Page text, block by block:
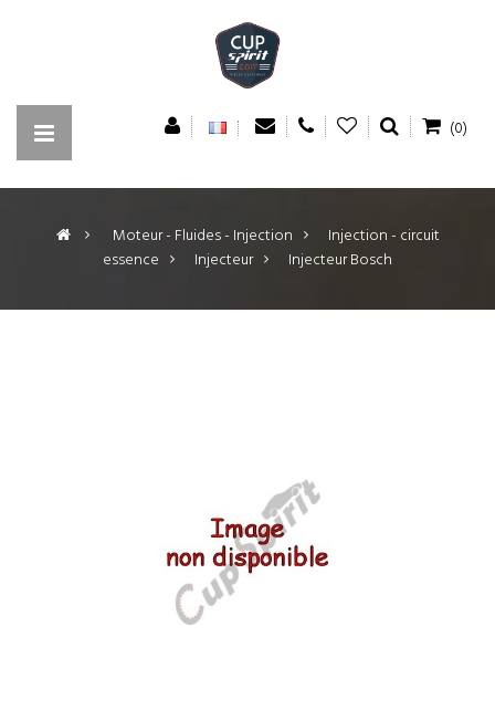
(0)
> Moteur - Fluides - Injection >
Injection - circuit
essence > Injecteur > Injecteur Bosch